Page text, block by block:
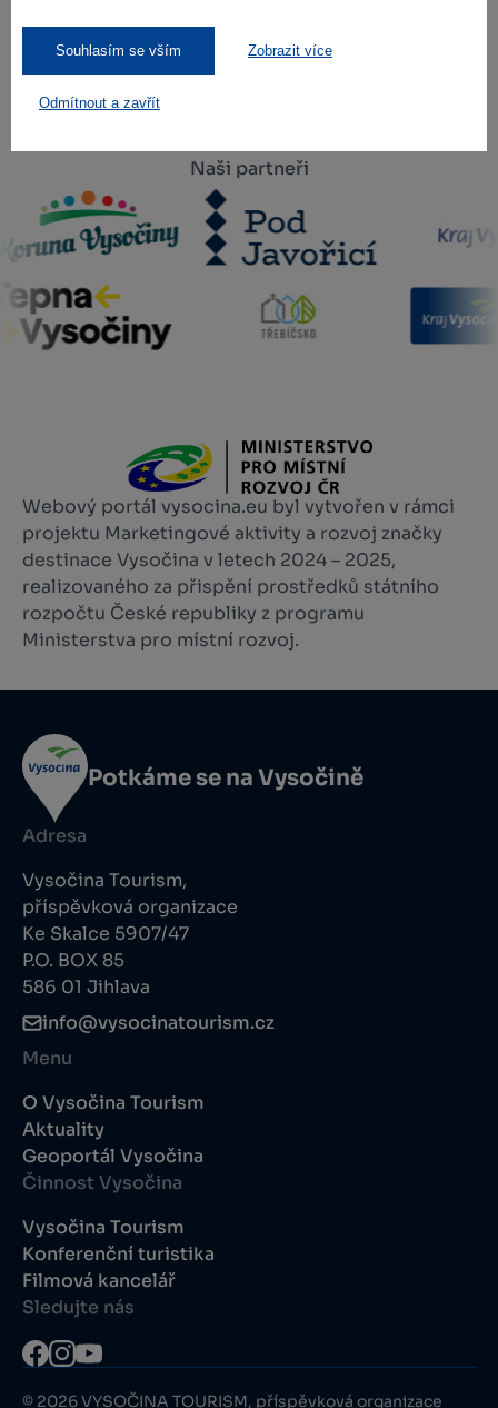
Souhlasím se vším Zobrazit více
Odmítnout a zavřít
Naši partneři
Webový portál vysocina.eu byl vytvořen v rámci
projektu Marketingové aktivity a rozvoj značky
destinace Vysočina v letech 2024 – 2025,
realizovaného za přispění prostředků státního
rozpočtu České republiky z programu
Ministerstva pro místní rozvoj.
Potkáme se na Vysočině
Adresa
Vysočina Tourism,
příspěvková organizace
Ke Skalce 5907/47
P.O. BOX 85
586 01 Jihlava
info@vysocinatourism.cz
Menu
O Vysočina Tourism
Aktuality
Geoportál Vysočina
Činnost Vysočina
Vysočina Tourism
Konferenční turistika
Filmová kancelář
Sledujte nás
© 2026 VYSOČINA TOURISM, příspěvková organizace